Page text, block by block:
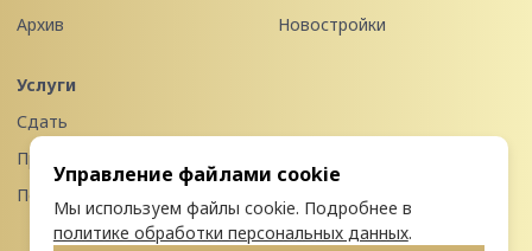
Архив
Новостройки
Услуги
Сдать
Продать
Передать в управление
Управление файлами cookie
Мы используем файлы cookie. Подробнее в
политике обработки персональных данных.